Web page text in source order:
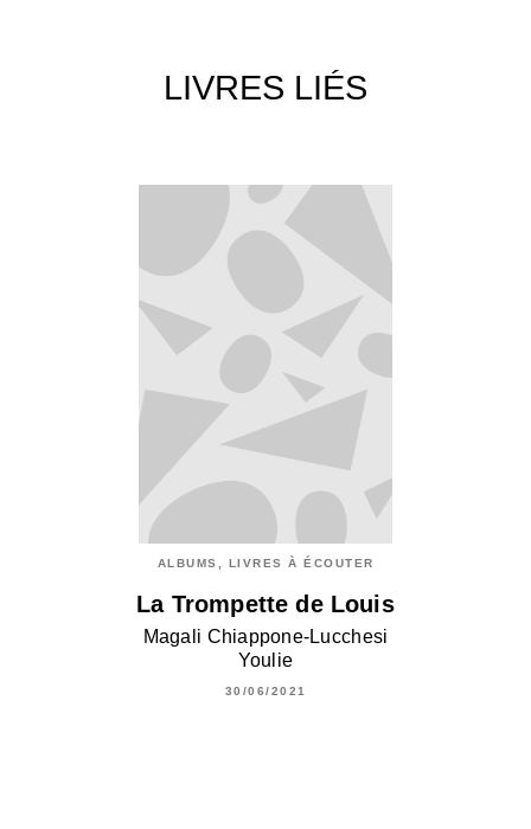
LIVRES LIÉS
ALBUMS, LIVRES À ÉCOUTER
La Trompette de Louis
Magali Chiappone-Lucchesi
Youlie
30/06/2021